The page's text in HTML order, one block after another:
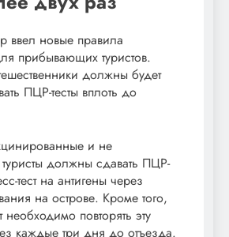
ввел новые правила
прибывающих туристов.
должны будет
ПЦР-тесты вплоть до
и не
должны сдавать ПЦР-
тест на антигены через
на острове. Кроме того,
повторять эту
каждые три дня до отъезда.